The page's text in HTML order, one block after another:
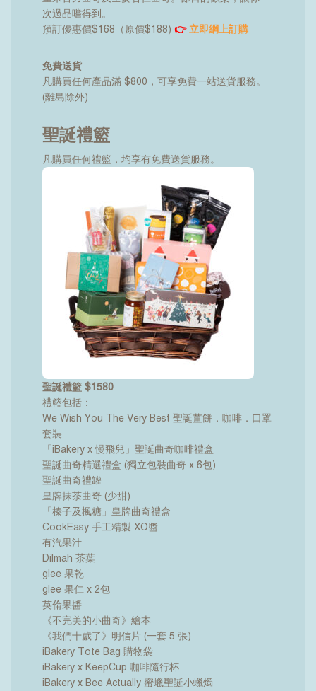
次過品嚐得到。
預訂優惠價$168（原價$188) 👉立即網上訂購
免費送貨
凡購買任何產品滿 $800，可享免費一站送貨服務。
(離島除外)
聖誕禮籃
凡購買任何禮籃，均享有免費送貨服務。
聖誕禮籃 $1580
禮籃包括：
We Wish You The Very Best 聖誕薑餅．咖啡．口罩
套裝
「iBakery x 慢飛兒」聖誕曲奇咖啡禮盒
聖誕曲奇精選禮盒 (獨立包裝曲奇 x 6包)
聖誕曲奇禮罐
皇牌抹茶曲奇 (少甜)
「榛子及楓糖」皇牌曲奇禮盒
CookEasy 手工精製 XO醬
有汽果汁
Dilmah 茶葉
glee 果乾
glee 果仁 x 2包
英倫果醬
《不完美的小曲奇》繪本
《我們十歲了》明信片 (一套 5 張)
iBakery Tote Bag 購物袋
iBakery x KeepCup 咖啡隨行杯
iBakery x Bee Actually 蜜蠟聖誕小蠟燭